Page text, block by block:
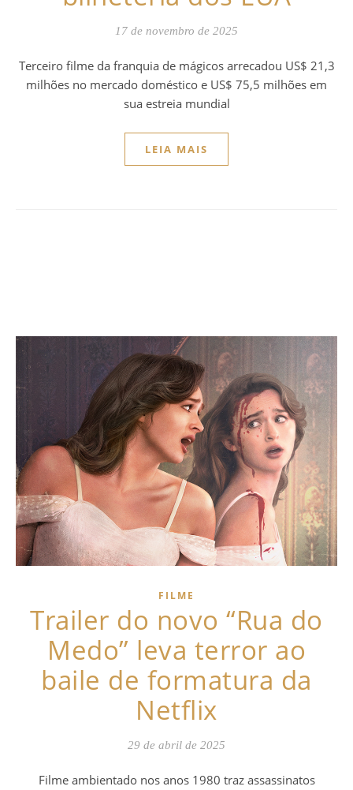
17 de novembro de 2025
Terceiro filme da franquia de mágicos arrecadou US$ 21,3
milhões no mercado doméstico e US$ 75,5 milhões em
sua estreia mundial
LEIA MAIS
FILME
Trailer do novo “Rua do
Medo” leva terror ao
baile de formatura da
Netflix
29 de abril de 2025
Filme ambientado nos anos 1980 traz assassinatos